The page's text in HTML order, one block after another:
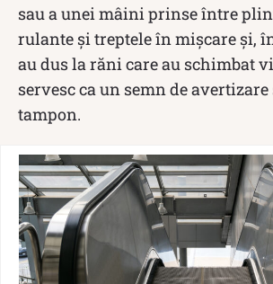
sau a unei mâini prinse între
rulante și treptele în mișcare și,
au dus la răni care au schimbat
servesc ca un semn de avertizare
tampon.